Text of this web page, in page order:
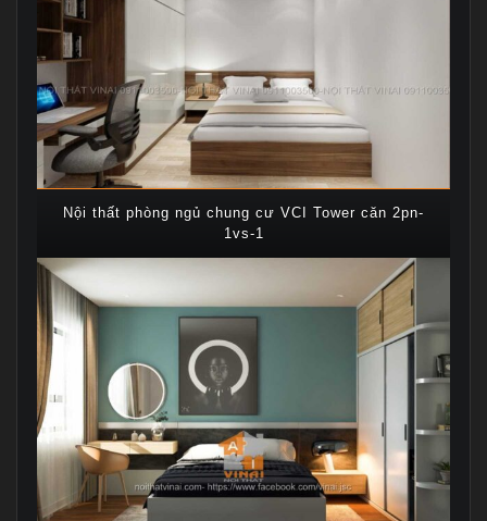
Nội thất phòng ngủ chung cư VCI Tower căn 2pn-
1vs-1